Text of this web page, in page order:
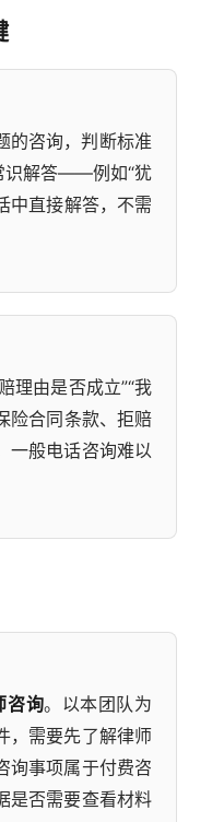
的咨询，判断标准
识解答——例如“犹
中直接解答，不需
由是否成立”“我
险合同条款、拒赔
一般电话咨询难以
咨询。以本团队为
需要先了解律师
询事项属于付费咨
是否需要查看材料